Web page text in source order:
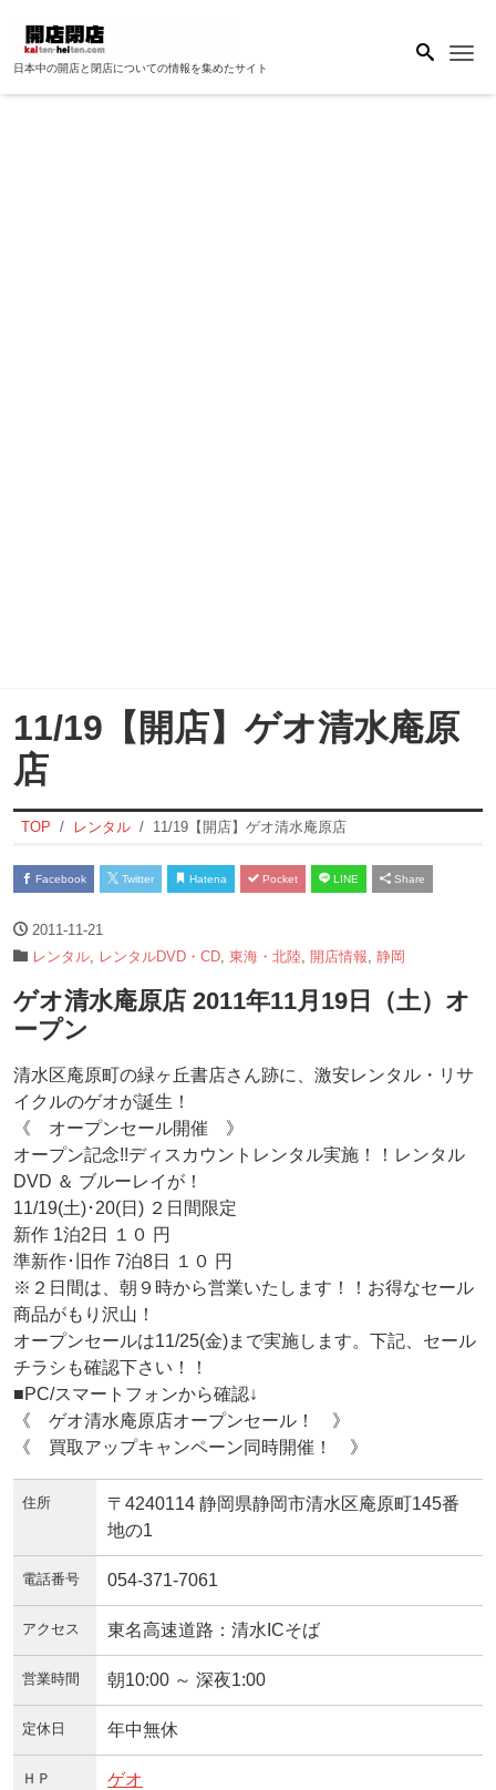
日本中の開店と閉店についての情報を集めたサイト
11/19【開店】ゲオ清水庵原
店
TOP レンタル 11/19【開店】ゲオ清水庵原店
Facebook Twitter Hatena Pocket LINE Share
2011-11-21
レンタル
レンタルDVD・CD 東海・北陸 開店情報 静岡
ゲオ清水庵原店 2011年11月19日（土）オ
ープン
清水区庵原町の緑ヶ丘書店さん跡に、激安レンタル・リサ
イクルのゲオが誕生！
《 オープンセール開催 》
オープン記念!!ディスカウントレンタル実施！！レンタル
DVD ＆ ブルーレイが！
11/19(土)･20(日) ２日間限定
新作 1泊2日 １０ 円
準新作･旧作 7泊8日 １０ 円
※２日間は、朝９時から営業いたします！！お得なセール
商品がもり沢山！
オープンセールは11/25(金)まで実施します。下記、セール
チラシも確認下さい！！
■PC/スマートフォンから確認↓
《 ゲオ清水庵原店オープンセール！ 》
《 買取アップキャンペーン同時開催！ 》
住所
〒4240114 静岡県静岡市清水区庵原町145番
地の1
電話番号 054-371-7061
アクセス 東名高速道路：清水ICそば
営業時間 朝10:00 ～ 深夜1:00
定休日 年中無休
ＨＰ ゲオ